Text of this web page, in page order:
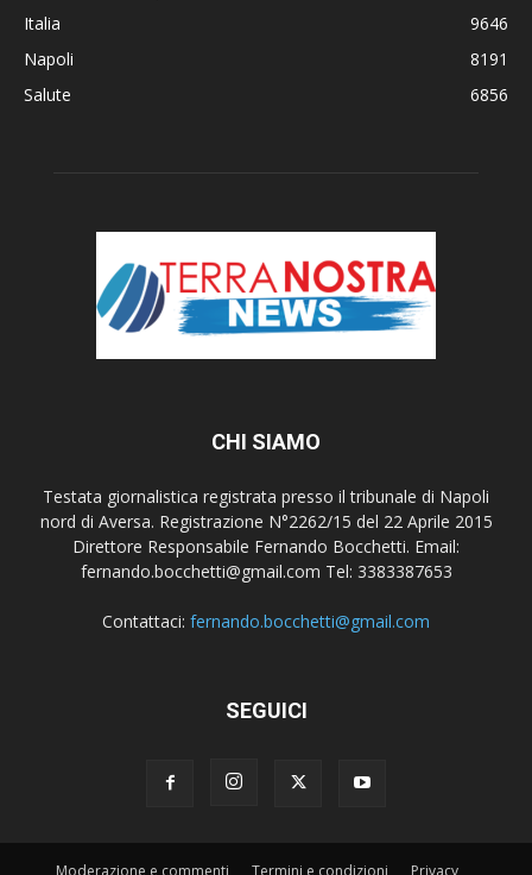
Italia
9646
Napoli
8191
Salute
6856
CHI SIAMO
Testata giornalistica registrata presso il tribunale di Napoli
nord di Aversa. Registrazione N°2262/15 del 22 Aprile 2015
Direttore Responsabile Fernando Bocchetti. Email:
fernando.bocchetti@gmail.com Tel: 3383387653
Contattaci: fernando.bocchetti@gmail.com
SEGUICI
Moderazione e commenti Termini e condizioni Privacy